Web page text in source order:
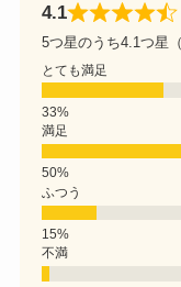
4.1
5つ星のうち4.1つ星
とても満足
満足
ふつう
不満